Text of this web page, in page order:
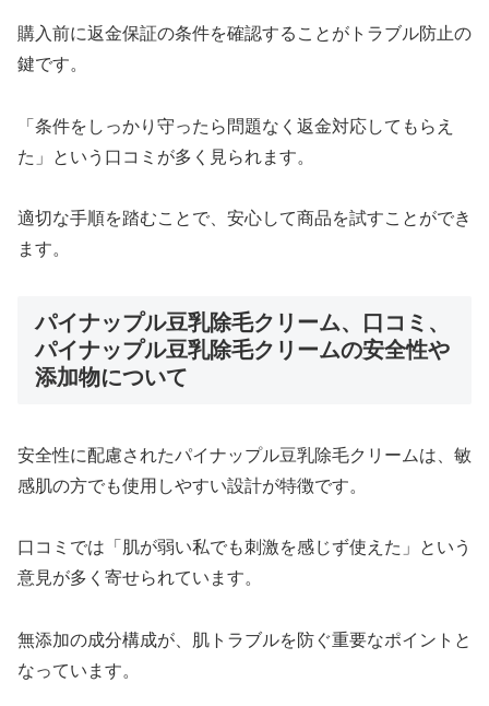
購入前に返金保証の条件を確認することがトラブル防止の
鍵です。
「条件をしっかり守ったら問題なく返金対応してもらえ
た」という口コミが多く見られます。
適切な手順を踏むことで、安心して商品を試すことができ
ます。
パイナップル豆乳除毛クリーム、口コミ、
パイナップル豆乳除毛クリームの安全性や
添加物について
安全性に配慮されたパイナップル豆乳除毛クリームは、敏
感肌の方でも使用しやすい設計が特徴です。
口コミでは「肌が弱い私でも刺激を感じず使えた」という
意見が多く寄せられています。
無添加の成分構成が、肌トラブルを防ぐ重要なポイントと
なっています。